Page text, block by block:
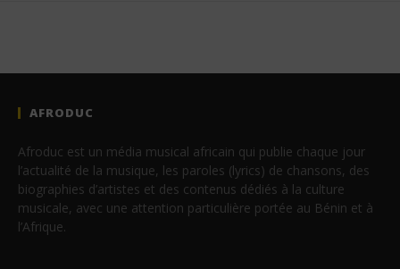
AFRODUC
Afroduc est un média musical africain qui publie chaque jour
l’actualité de la musique, les paroles (lyrics) de chansons, des
biographies d’artistes et des contenus dédiés à la culture
musicale, avec une attention particulière portée au Bénin et à
l’Afrique.